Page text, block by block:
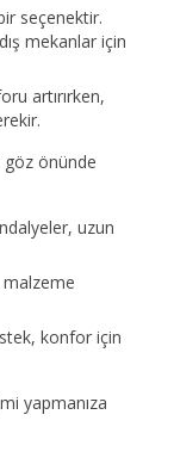
seçenektir.
mekanlar için
artırırken,
göz önünde
uzun
malzeme
konfor için
yapmanıza